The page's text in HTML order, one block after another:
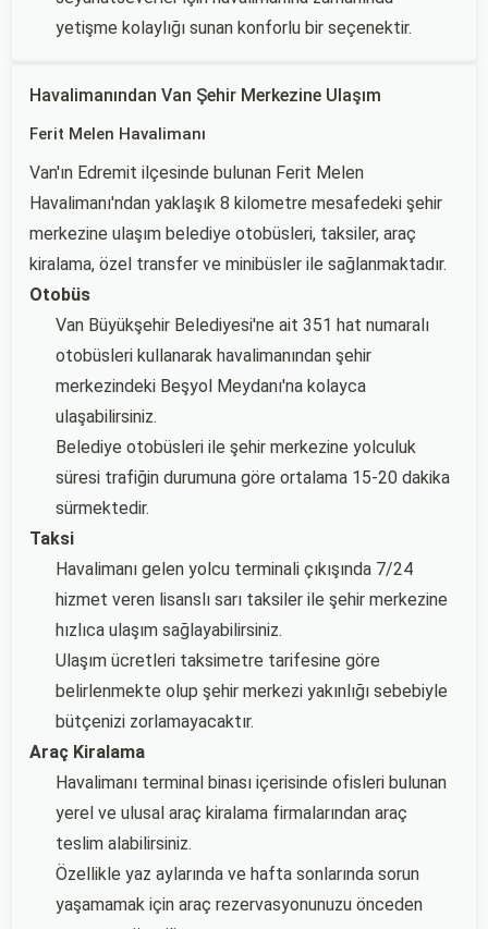
yetişme kolaylığı sunan konforlu bir seçenektir.
Havalimanından Van Şehir Merkezine Ulaşım
Ferit Melen Havalimanı
Van'ın Edremit ilçesinde bulunan Ferit Melen
Havalimanı'ndan yaklaşık 8 kilometre mesafedeki şehir
merkezine ulaşım belediye otobüsleri, taksiler, araç
kiralama, özel transfer ve minibüsler ile sağlanmaktadır.
Otobüs
Van Büyükşehir Belediyesi'ne ait 351 hat numaralı
otobüsleri kullanarak havalimanından şehir
merkezindeki Beşyol Meydanı'na kolayca
ulaşabilirsiniz.
Belediye otobüsleri ile şehir merkezine yolculuk
süresi trafiğin durumuna göre ortalama 15-20 dakika
sürmektedir.
Taksi
Havalimanı gelen yolcu terminali çıkışında 7/24
hizmet veren lisanslı sarı taksiler ile şehir merkezine
hızlıca ulaşım sağlayabilirsiniz.
Ulaşım ücretleri taksimetre tarifesine göre
belirlenmekte olup şehir merkezi yakınlığı sebebiyle
bütçenizi zorlamayacaktır.
Araç Kiralama
Havalimanı terminal binası içerisinde ofisleri bulunan
yerel ve ulusal araç kiralama firmalarından araç
teslim alabilirsiniz.
Özellikle yaz aylarında ve hafta sonlarında sorun
yaşamamak için araç rezervasyonunuzu önceden